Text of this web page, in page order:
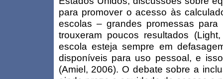
para promover o acesso às
escolas – grandes promessas
trouxeram poucos resultados
escola esteja sempre em
disponíveis para uso pessoal, e
(Amiel, 2006). O debate sobre a